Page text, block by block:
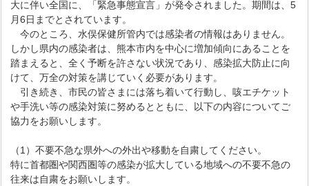
大に伴い全国に、「緊急事態宣言」が発令されました。期間は、5
月6日までとされています。
今のところ、水俣保健所管内では感染者の情報はありません。
しかし県内の感染者は、熊本市内を中心に増加傾向にあることを
踏まえると、全く予断を許さない状況であり、感染拡大防止に向
けて、万全の対策を講じていく必要があります。
引き続き、市民の皆さまには落ち着いて行動し、咳エチケット
や手洗い等の感染対策に努めるとともに、以下の内容についてご
協力をお願いします。
（1）不要不急な県外への外出や移動を自粛してください。
特に首都圏や関西圏等の感染が拡大している地域への不要不急の
往来は自粛をお願いします。